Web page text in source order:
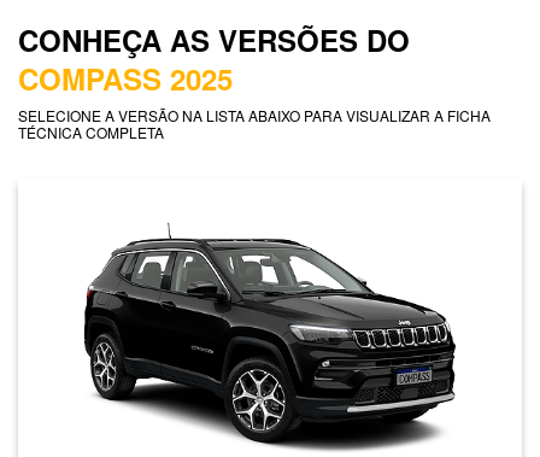
CONHEÇA AS VERSÕES DO
COMPASS 2025
SELECIONE A VERSÃO NA LISTA ABAIXO PARA VISUALIZAR A FICHA
TÉCNICA COMPLETA